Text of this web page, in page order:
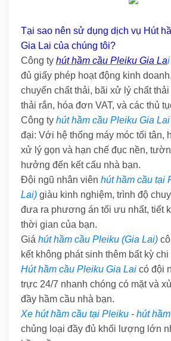
Tại sao nên sử dụng dịch vụ Hút
Gia Lai của chúng tôi?
Công ty hút hầm cầu Pleiku Gia Lai
đủ giấy phép hoạt động kinh
chuyển chất thải, bãi xử lý chất
thải rắn, hóa đơn VAT, và các thủ
Công ty hút hầm cầu Pleiku Gia Lai
đại: Với hệ thống máy móc tối tân,
xử lý gọn và hạn chế đục nền,
hưởng đến kết cấu nhà bạn.
Đội ngũ nhân viên hút hầm cầu tại
Lai) giàu kinh nghiệm, trình độ
đưa ra phương án tối ưu nhất, tiết
thời gian của bạn.
Giá hút hầm cầu Pleiku (Gia Lai)
kết không phát sinh thêm bất kỳ
Hút hầm cầu Pleiku Gia Lai có đội
trực 24/7 nhanh chóng có mặt và
đầy hầm cầu nhà bạn.
Xe hút hầm cầu tại Pleiku - hút
chủng loại đầy đủ khối lượng lớn